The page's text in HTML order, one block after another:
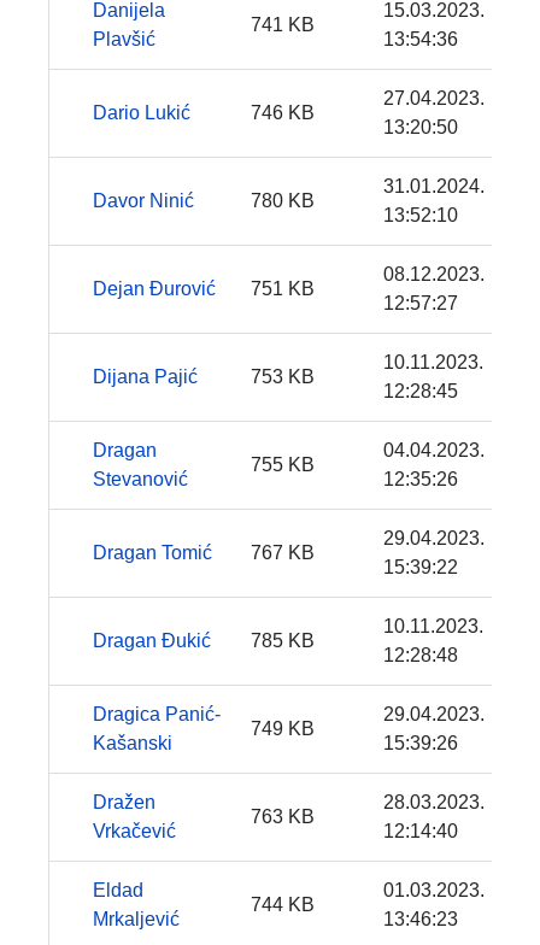
Danijela
Plavšić
741 KB
15.03.2023.
13:54:36
Dario Lukić 746 KB
27.04.2023.
13:20:50
Davor Ninić 780 KB
31.01.2024.
13:52:10
Dejan Đurović 751 KB
08.12.2023.
12:57:27
Dijana Pajić 753 KB
10.11.2023.
12:28:45
Dragan
Stevanović
755 KB
04.04.2023.
12:35:26
Dragan Tomić 767 KB
29.04.2023.
15:39:22
Dragan Đukić 785 KB
10.11.2023.
12:28:48
Dragica Panić-
Kašanski
749 KB
29.04.2023.
15:39:26
Dražen
Vrkačević
763 KB
28.03.2023.
12:14:40
Eldad
Mrkaljević
744 KB
01.03.2023.
13:46:23